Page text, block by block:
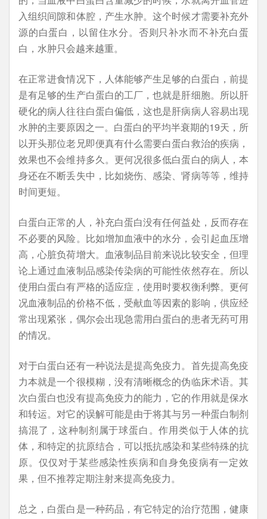
入组织间隙和体腔，产生水肿。这个时候才需要补充外
源的白蛋白，以留住水分。否则只补水而不补充白蛋
白，水肿只会越来越重。
在正常进食情况下，人体能够产生足够的白蛋白，前提
是有足够的生产白蛋白的工厂，也就是肝细胞。所以肝
硬化的病人往往白蛋白偏低，这也是肝病病人容易出现
水肿的主要原因之一。白蛋白的平均半衰期的19天，所
以开头那位老兄即便真有什么需要白蛋白救治的疾病，
效果也不会维持多久。更何况很多低白蛋白的病人，本
身还在不断丢失中，比如烧伤、感染、肾病等等，维持
时间更短。
白蛋白正常的人，补充白蛋白没有任何益处，反而存在
不必要的风险。比如增加血液中的水分，会引起血压增
高，心脏负荷增大。血液制品目前来说比较安全，但理
论上通过血液制品感染传染病的可能性依然存在。所以
使用白蛋白有严格的适应症，使用时要权衡利弊。更何
况血液制品的价格不低，受献血等因素的影响，供应经
常出现紧张，偶尔会出现急需用白蛋白的患者无药可用
的情况。
对于白蛋白还有一种说法是提高免疫力。首先提高免疫
力本就是一个很模糊，没有清晰概念的伪临床术语。其
次白蛋白也没有提高免疫力的能力，它的作用就是保水
和转运。对它的误解可能是由于将其与另一种蛋白制剂
搞混了，这种制剂属于球蛋白。作用类似于人体的抗
体，和特定的抗原结合，可以抵抗感染和某些特殊的抗
原。仅仅对于某些感染性疾病和自身免疫病有一定效
果，但不推荐定期注射来提高免疫力。
总之，白蛋白是一种药品，有它特定的治疗范围，健康